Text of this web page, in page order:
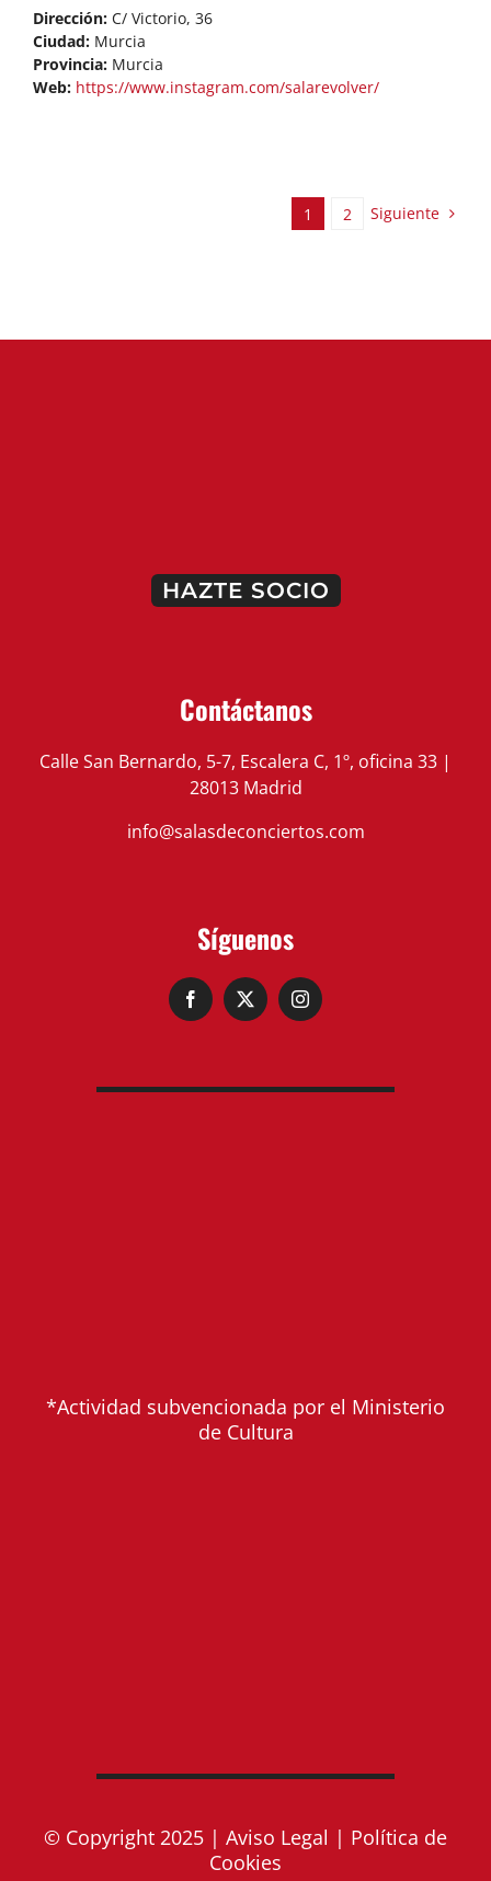
Dirección: C/ Victorio, 36
Ciudad:Murcia
Provincia:Murcia
Web:https://www.instagram.com/salarevolver/
1 2 Siguiente
HAZTE SOCIO
Contáctanos
Calle San Bernardo, 5-7, Escalera C, 1º, oficina 33 |
28013 Madrid
info@salasdeconciertos.com
Síguenos
*Actividad subvencionada por el Ministerio
de Cultura
© Copyright 2025 | Aviso Legal | Política de
Cookies